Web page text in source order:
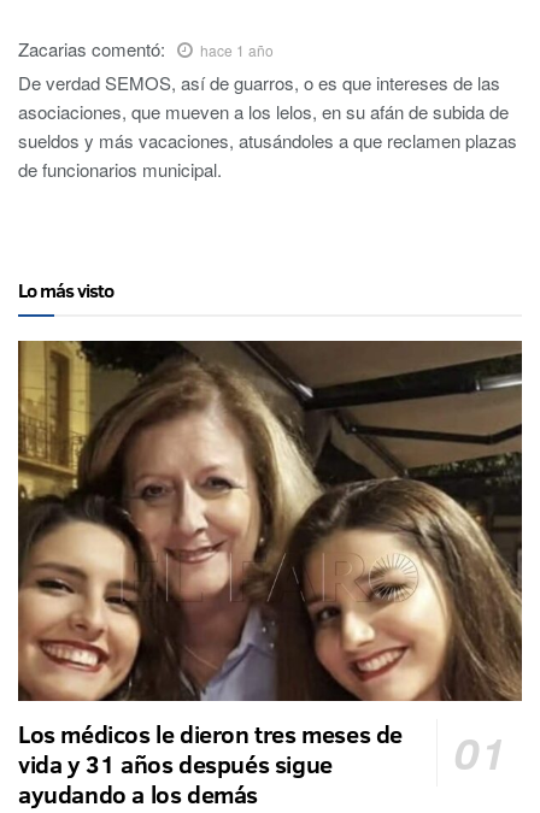
Zacarias comentó: hace 1 año
De verdad SEMOS, así de guarros, o es que intereses de las
asociaciones, que mueven a los lelos, en su afán de subida de
sueldos y más vacaciones, atusándoles a que reclamen plazas
de funcionarios municipal.
Lo más visto
Los médicos le dieron tres meses de
vida y 31 años después sigue
ayudando a los demás